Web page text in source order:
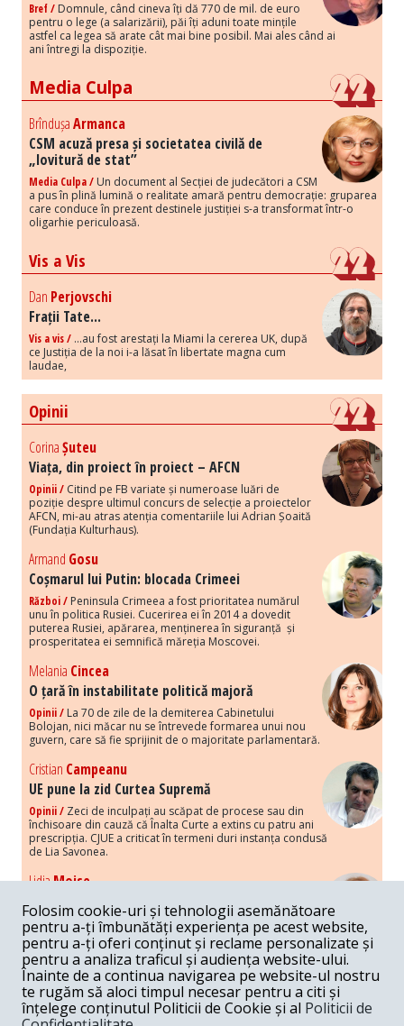
Bref / Domnule, când cineva îți dă 770 de mil. de euro
pentru o lege (a salarizării), păi îți aduni toate mințile
astfel ca legea să arate cât mai bine posibil. Mai ales când ai
ani întregi la dispoziție.
Media Culpa
BrîndușaArmanca
CSM acuză presa și societatea civilă de
„lovitură de stat”
Media Culpa / Un document al Secției de judecători a CSM
a pus în plină lumină o realitate amară pentru democrație: gruparea
care conduce în prezent destinele justiției s-a transformat într-o
oligarhie periculoasă.
Vis a Vis
Dan Perjovschi
Frații Tate...
Vis a vis / ...au fost arestați la Miami la cererea UK, după
ce Justiția de la noi i-a lăsat în libertate magna cum
laudae,
Opinii
CorinaȘuteu
Viața, din proiect în proiect – AFCN
Opinii / Citind pe FB variate și numeroase luări de
poziție despre ultimul concurs de selecție a proiectelor
AFCN, mi-au atras atenția comentariile lui Adrian Șoaită
(Fundația Kulturhaus).
Armand Gosu
Coșmarul lui Putin: blocada Crimeei
Război / Peninsula Crimeea a fost prioritatea numărul
unu în politica Rusiei. Cucerirea ei în 2014 a dovedit
puterea Rusiei, apărarea, menținerea în siguranță și
prosperitatea ei semnifică măreția Moscovei.
Melania Cincea
O țară în instabilitate politică majoră
Opinii / La 70 de zile de la demiterea Cabinetului
Bolojan, nici măcar nu se întrevede formarea unui nou
guvern, care să fie sprijinit de o majoritate parlamentară.
Cristian Campeanu
UE pune la zid Curtea Supremă
Opinii / Zeci de inculpați au scăpat de procese sau din
închisoare din cauză că Înalta Curte a extins cu patru ani
prescripția. CJUE a criticat în termeni duri instanța condusă
de Lia Savonea.
LidiaMoise
Costurile economice ale haosului politic
Opinii / Economia nu poate rezista cu retorica falsă a
susținerii intereselor poporului, care, de fapt, ascunde
obsesia menținerii privilegiilor și a averilor unor caste.
Melania Cincea
Noi puseuri de xenofobie din partea românilor
„neaoși”
Folosim cookie-uri și tehnologii asemănătoare
pentru a-ți îmbunătăți experiența pe acest website,
pentru a-ți oferi conținut și reclame personalizate și
pentru a analiza traficul și audiența website-ului.
Înainte de a continua navigarea pe website-ul nostru
te rugăm să aloci timpul necesar pentru a citi și
înțelege conținutul Politicii de Cookie și al Politicii de